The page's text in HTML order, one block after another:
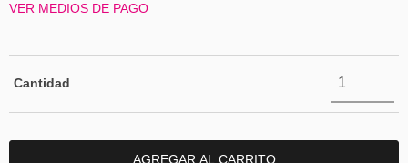
VER MEDIOS DE PAGO
Cantidad